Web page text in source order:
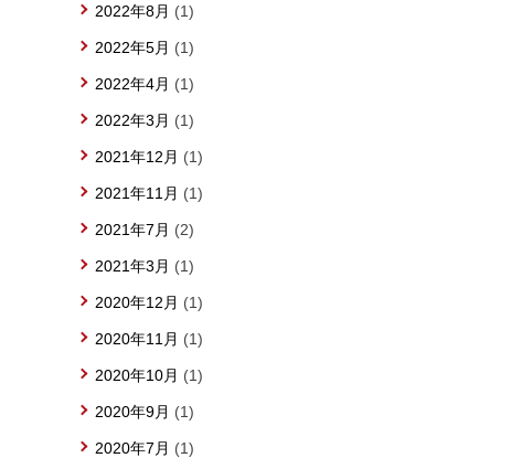
2022年8月 (1)
2022年5月 (1)
2022年4月 (1)
2022年3月 (1)
2021年12月 (1)
2021年11月 (1)
2021年7月 (2)
2021年3月 (1)
2020年12月 (1)
2020年11月 (1)
2020年10月 (1)
2020年9月 (1)
2020年7月 (1)